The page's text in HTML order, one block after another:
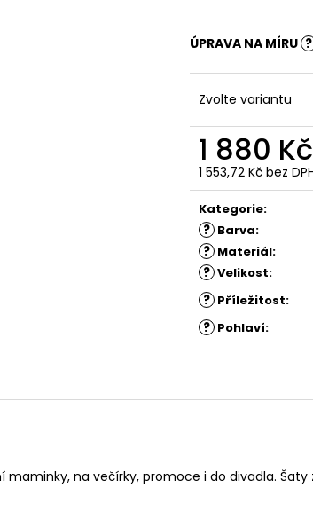
ÚPRAVA NA MÍRU ?
Zvolte variantu
1 880 Kč
1 553,72 Kč bez
Měrná
cena:
Kategorie:
? Barva:
? Materiál:
? Velikost:
? Příležitost:
? Pohlaví:
na večírky, promoce i do divadla.
KESY